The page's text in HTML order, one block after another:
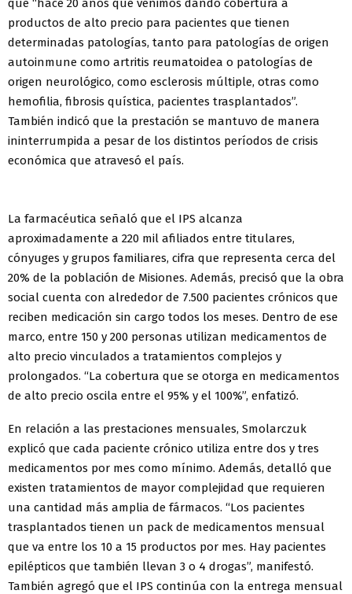
que “hace 20 años que venimos dando cobertura a
productos de alto precio para pacientes que tienen
determinadas patologías, tanto para patologías de origen
autoinmune como artritis reumatoidea o patologías de
origen neurológico, como esclerosis múltiple, otras como
hemofilia, fibrosis quística, pacientes trasplantados”.
También indicó que la prestación se mantuvo de manera
ininterrumpida a pesar de los distintos períodos de crisis
económica que atravesó el país.
La farmacéutica señaló que el IPS alcanza
aproximadamente a 220 mil afiliados entre titulares,
cónyuges y grupos familiares, cifra que representa cerca del
20% de la población de Misiones. Además, precisó que la obra
social cuenta con alrededor de 7.500 pacientes crónicos que
reciben medicación sin cargo todos los meses. Dentro de ese
marco, entre 150 y 200 personas utilizan medicamentos de
alto precio vinculados a tratamientos complejos y
prolongados. “La cobertura que se otorga en medicamentos
de alto precio oscila entre el 95% y el 100%”, enfatizó.
En relación a las prestaciones mensuales, Smolarczuk
explicó que cada paciente crónico utiliza entre dos y tres
medicamentos por mes como mínimo. Además, detalló que
existen tratamientos de mayor complejidad que requieren
una cantidad más amplia de fármacos. “Los pacientes
trasplantados tienen un pack de medicamentos mensual
que va entre los 10 a 15 productos por mes. Hay pacientes
epilépticos que también llevan 3 o 4 drogas”, manifestó.
También agregó que el IPS continúa con la entrega mensual